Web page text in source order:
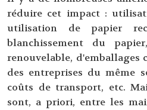
réduire cet impact :
utilisation de papier
blanchissement du
renouvelable, d'emballages
des entreprises du même
coûts de transport, etc.
sont, a priori, entre les